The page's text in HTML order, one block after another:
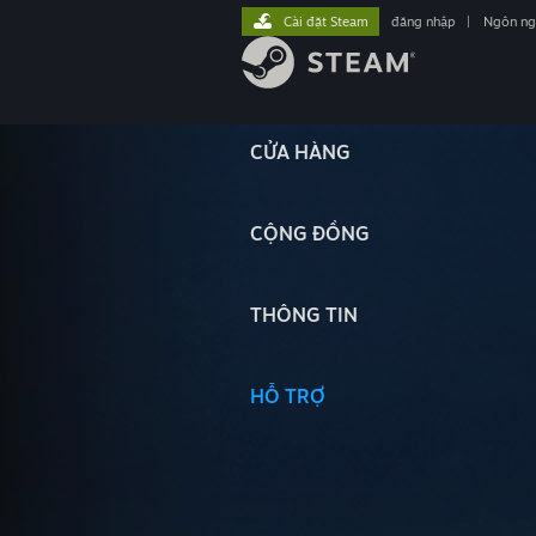
CỬA HÀNG
CỘNG ĐỒNG
THÔNG TIN
HỖ TRỢ
Cài đặt Steam đăng nhập Ngôn